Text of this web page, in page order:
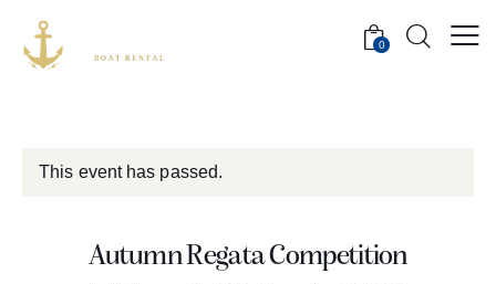
0
This event has passed.
Autumn Regata Competition